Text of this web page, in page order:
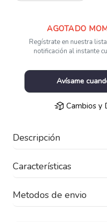
AGOTADO
Regístrate en nuestra
notificación al instante
Avísame
Cambios y
Descripción
Características
Metodos de envio